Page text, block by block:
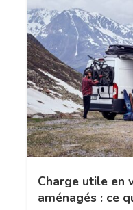
Charge utile en
aménagés : ce